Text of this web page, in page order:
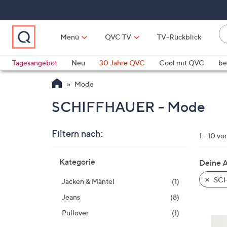
springen
Menü QVC TV TV-Rückblick
Tagesangebot
Neu 30 Jahre QVC Cool mit QVC
QLINARISCH
Mode
SCHIFFHAUER - Mode
Filtern nach:
Produktliste
Kategorie
Jacken & Mäntel
(1)
Jeans
(8)
Pullover
(1)
1 - 10
Deine